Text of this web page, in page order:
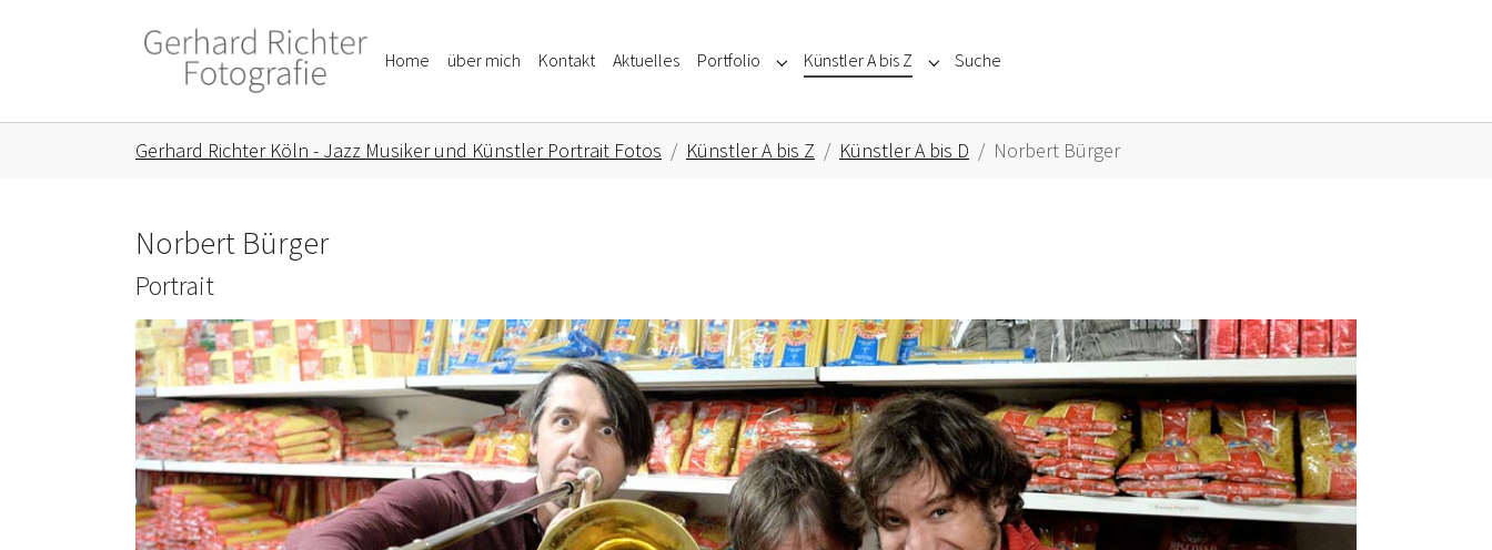
Home über mich Kontakt Aktuelles Portfolio Submenu for "Portfolio"
Künstler A bis Z Submenu for "Künstler A bis Z"
Suche
Gerhard Richter Köln - Jazz Musiker und Künstler Portrait Fotos Künstler A bis Z Künstler A bis D Norbert Bürger
Norbert Bürger
Portrait
Show larger version for: